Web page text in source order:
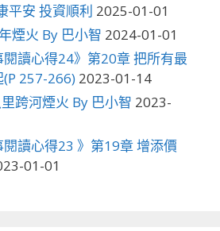
平安 投資順利 2025-01-01
煙火 By 巴小智 2024-01-01
閱讀心得24》第20章 把所有最
257-266) 2023-01-14
跨河煙火 By 巴小智 2023-
閱讀心得23 》第19章 增添價
01-01